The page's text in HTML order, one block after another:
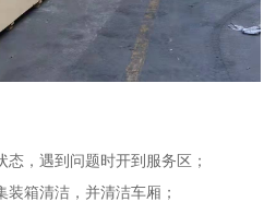
，遇到问题时开到服务区；
箱清洁，并清洁车厢；